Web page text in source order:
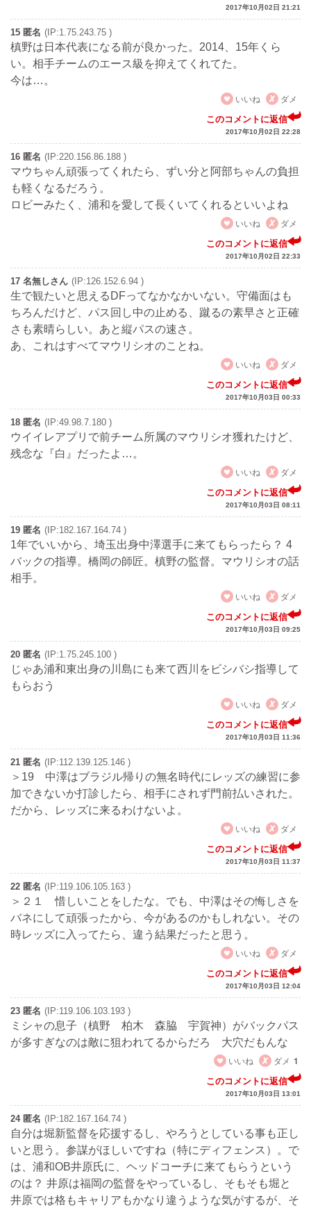
2017年10月02日 21:21
15 匿名 (IP:1.75.243.75 )
槙野は日本代表になる前が良かった。2014、15年くら
い。相手チームのエース級を抑えてくれてた。
今は…。
いいね
ダメ
このコメントに返信
2017年10月02日 22:28
16 匿名 (IP:220.156.86.188 )
マウちゃん頑張ってくれたら、ずい分と阿部ちゃんの負担
も軽くなるだろう。
ロビーみたく、浦和を愛して長くいてくれるといいよね
いいね
ダメ
このコメントに返信
2017年10月02日 22:33
17 名無しさん (IP:126.152.6.94 )
生で観たいと思えるDFってなかなかいない。守備面はも
ちろんだけど、パス回し中の止める、蹴るの素早さと正確
さも素晴らしい。あと縦パスの速さ。
あ、これはすべてマウリシオのことね。
いいね
ダメ
このコメントに返信
2017年10月03日 00:33
18 匿名 (IP:49.98.7.180 )
ウイイレアプリで前チーム所属のマウリシオ獲れたけど、
残念な『白』だったよ…。
いいね
ダメ
このコメントに返信
2017年10月03日 08:11
19 匿名 (IP:182.167.164.74 )
1年でいいから、埼玉出身中澤選手に来てもらったら？ 4
バックの指導。橋岡の師匠。槙野の監督。マウリシオの話
相手。
いいね
ダメ
このコメントに返信
2017年10月03日 09:25
20 匿名 (IP:1.75.245.100 )
じゃあ浦和東出身の川島にも来て西川をビシバシ指導して
もらおう
いいね
ダメ
このコメントに返信
2017年10月03日 11:36
21 匿名 (IP:112.139.125.146 )
＞19 中澤はブラジル帰りの無名時代にレッズの練習に参
加できないか打診したら、相手にされず門前払いされた。
だから、レッズに来るわけないよ。
いいね
ダメ
このコメントに返信
2017年10月03日 11:37
22 匿名 (IP:119.106.105.163 )
＞２１ 惜しいことをしたな。でも、中澤はその悔しさを
バネにして頑張ったから、今があるのかもしれない。その
時レッズに入ってたら、違う結果だったと思う。
いいね
ダメ
このコメントに返信
2017年10月03日 12:04
23 匿名 (IP:119.106.103.193 )
ミシャの息子（槙野 柏木 森脇 宇賀神）がバックパス
が多すぎなのは敵に狙われてるからだろ 大穴だもんな
いいね
ダメ 1
このコメントに返信
2017年10月03日 13:01
24 匿名 (IP:182.167.164.74 )
自分は堀新監督を応援するし、やろうとしている事も正し
いと思う。参謀がほしいですね（特にディフェンス）。で
は、浦和OB井原氏に、ヘッドコーチに来てもらうという
のは？ 井原は福岡の監督をやっているし、そもそも堀と
井原では格もキャリアもかなり違うような気がするが、そ